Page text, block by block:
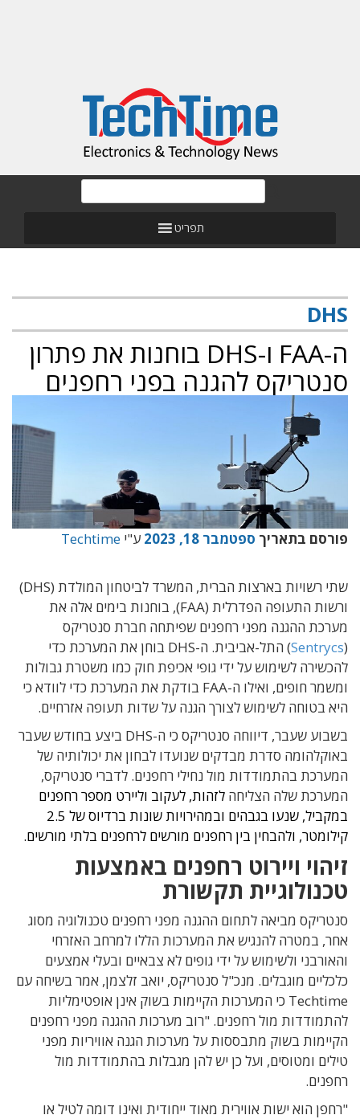
תפריט
DHS
ה-FAA ו-DHS בוחנות את פתרון
סנטריקס להגנה בפני רחפנים
פורסם בתאריך ספטמבר 18, 2023 ע"י Techtime
שתי רשויות בארצות הברית, המשרד לביטחון המולדת (DHS)
ורשות התעופה הפדרלית (FAA), בוחנות בימים אלה את
מערכת ההגנה מפני רחפנים שפיתחה חברת סנטריקס
(
Sentrycs
) התל-אביבית. ה-DHS בוחן את המערכת כדי
להכשירה לשימוש על ידי גופי אכיפת חוק כמו משטרת גבולות
ומשמר חופים, ואילו ה-FAA בודקת את המערכת כדי לוודא כי
היא בטוחה לשימוש לצורך הגנה על שדות תעופה אזרחיים.
בשבוע שעבר, דיווחה סנטריקס כי ה-DHS ביצע בחודש שעבר
באוקלהומה סדרת מבדקים שנועדו לבחון את יכולותיה של
המערכת בהתמודדות מול נחילי רחפנים. לדברי סנטריקס,
המערכת שלה הצליחה לזהות, לעקוב וליירט מספר רחפנים
במקביל, שנעו בגבהים ובמהירויות שונות ברדיוס של 2.5
קילומטר, ולהבחין בין רחפנים מורשים לרחפנים בלתי מורשים.
זיהוי ויירוט רחפנים באמצעות
טכנולוגיית תקשורת
סנטריקס מביאה לתחום ההגנה מפני רחפנים טכנולוגיה מסוג
אחר, במטרה להנגיש את המערכות הללו למרחב האזרחי
והאורבני ולשימוש על ידי גופים לא צבאיים ובעלי אמצעים
כלכליים מוגבלים. מנכ"ל סנטריקס, יואב זלצמן, אמר בשיחה עם
Techtime כי המערכות הקיימות בשוק אינן אופטימליות
להתמודדות מול רחפנים. "רוב מערכות ההגנה מפני רחפנים
הקיימות בשוק מתבססות על מערכות הגנה אוויריות מפני
טילים ומטוסים, ועל כן יש להן מגבלות בהתמודדות מול
רחפנים.
"רחפן הוא ישות אווירית מאוד ייחודית ואינו דומה לטיל או